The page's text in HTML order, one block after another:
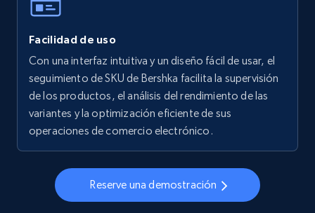
specific keywords
Specifications, Image urls, Top reviews, and
more.
5.6K+ 875+ Comenzar ahora
Walmart - products - Discover products by
using sku numbers
URL, Final price, Sku, Currency, Gtin,
Facilidad de uso
Con una interfaz intuitiva y un diseño fácil de usar, el
seguimiento de SKU de Bershka facilita la supervisión
de los productos, el análisis del rendimiento de las
variantes y la optimización eficiente de sus
operaciones de comercio electrónico.
Reserve una demostración